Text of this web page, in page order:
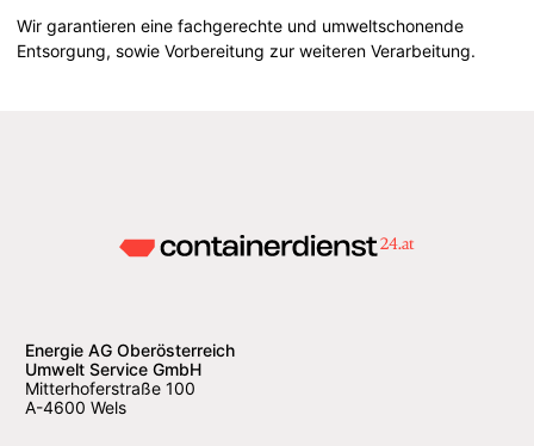
Wir garantieren eine fachgerechte und umweltschonende
Entsorgung, sowie Vorbereitung zur weiteren Verarbeitung.
Energie AG Oberösterreich
Umwelt Service GmbH
Mitterhoferstraße 100
A-4600 Wels